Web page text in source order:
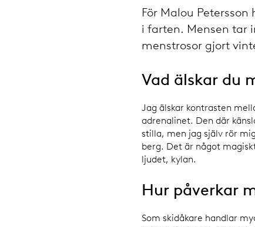
För Malou
i farten. Mensen tar
menstrosor gjort
Vad älskar du
Jag älskar kontrasten
adrenalinet. Den där
stilla, men jag själv rör
berg. Det är något
ljudet, kylan.
Hur påverkar
Som skidåkare handlar